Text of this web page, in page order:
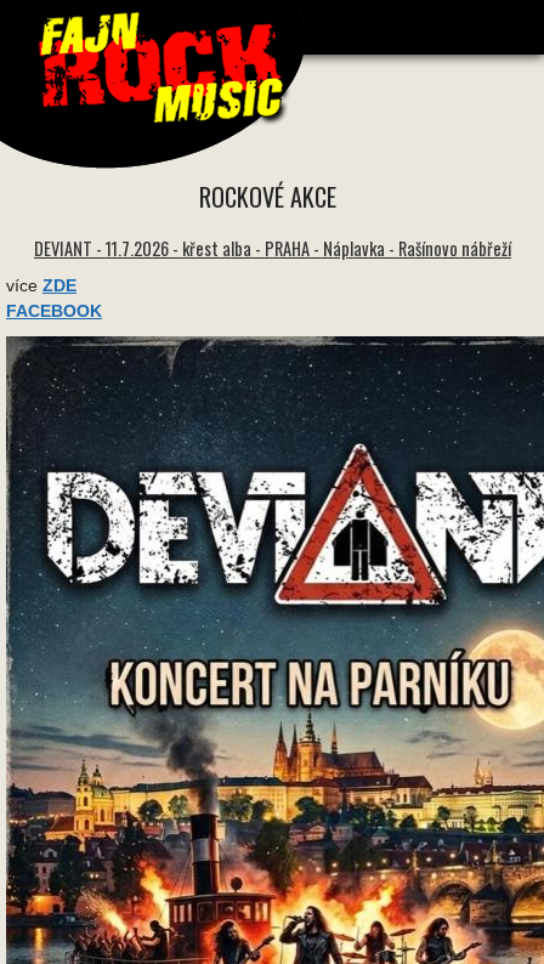
ROCKOVÉ AKCE
DEVIANT - 11.7.2026 - křest alba - PRAHA - Náplavka - Rašínovo nábřeží
více ZDE
FACEBOOK